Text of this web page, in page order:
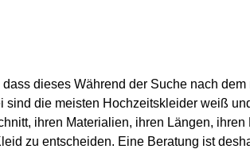
dieses Während der Suche nach
die meisten Hochzeitskleider weiß
ihren Materialien, ihren Längen,
zu entscheiden. Eine Beratung ist